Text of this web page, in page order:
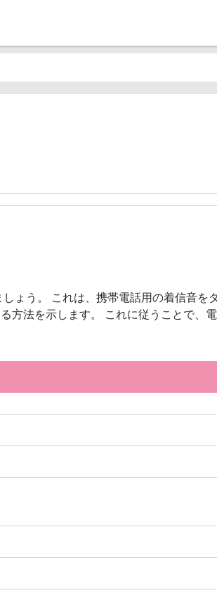
ょう。 これは、携帯電話用の着信音を
方法を示します。 これに従うことで、電